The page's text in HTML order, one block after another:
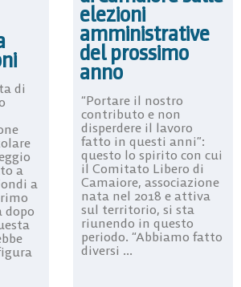
di
a
a
dopo
elezioni
amministrative
del prossimo
anno
“Portare il nostro
contributo e non
disperdere il lavoro
fatto in questi anni”:
questo lo spirito con cui
il Comitato Libero di
Camaiore, associazione
nata nel 2018 e attiva
sul territorio, si sta
riunendo in questo
periodo. “Abbiamo fatto
diversi ...